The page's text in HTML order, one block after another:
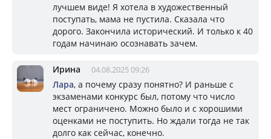
лучшем виде! Я хотела в художественный
поступать, мама не пустила. Сказала что
дорого. Закончила исторический. И только к 40
годам начинаю осознавать зачем.
Ирина 04.08.2025 09:26
Лара, а почему сразу понятно? И раньше с
экзаменами конкурс был, потому что число
мест ограничено. Можно было и с хорошими
оценками не поступить. Но ждали тогда не так
долго как сейчас, конечно.